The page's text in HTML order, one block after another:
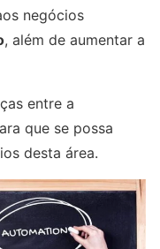
negócios
, além de aumentar a
entre a
que se possa
desta área.